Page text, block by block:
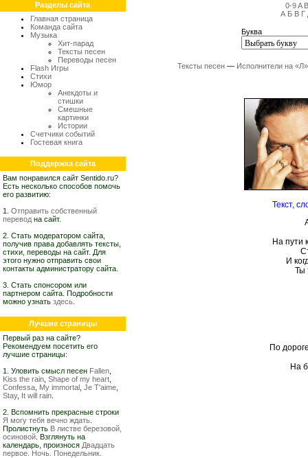
Разделы сайта
Главная страница
Команда сайта
Музыка
Хит-парад
Тексты песен
Переводы песен
Flash Игры
Стихи
Юмор
Анекдоты и
стишки
Смешные
картинки
Истории
Счетчики событий
Гостевая книга
Поддержка сайта
Вам понравился сайт Sentido.ru?
Есть несколько способов помочь
его развитию:
1. Отправить собственный
перевод на сайт.
2. Стать модератором сайта,
получив права добавлять тексты,
стихи, переводы на сайт. Для
этого нужно отправить свои
контакты администратору сайта.
3. Стать спонсором или
партнером сайта. Подробности
можно узнать здесь
Лучшие страницы
Первый раз на сайте?
Рекомендуем посетить его
лучшие страницы:
1. Уловить смысл песен Fallen
Kiss the rain Shape of my heart
Confessa My immortal Je T'aime
Stay, It will rain
2. Вспомнить прекрасные строки
Я могу тебя вечно ждать
Пролистнуть В листве березовой,
осиновой . Взглянуть на
календарь, произнося Двадцать
первое. Ночь. Понедельник.
0-9 A
А Б В Г
Буква
Тексты песен — Исполнители на «Л»
Текст,
На пути
И
Ты
По
На